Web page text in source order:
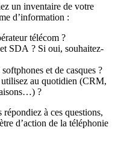
un inventaire de votre
d’information :
télécom ?
SDA ? Si oui, souhaitez-
et de casques ?
au quotidien (CRM,
?
à ces questions,
d’action de la téléphonie